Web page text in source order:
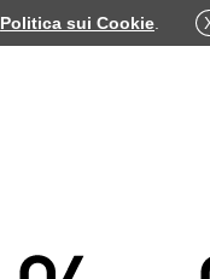
Politica sui Cookie